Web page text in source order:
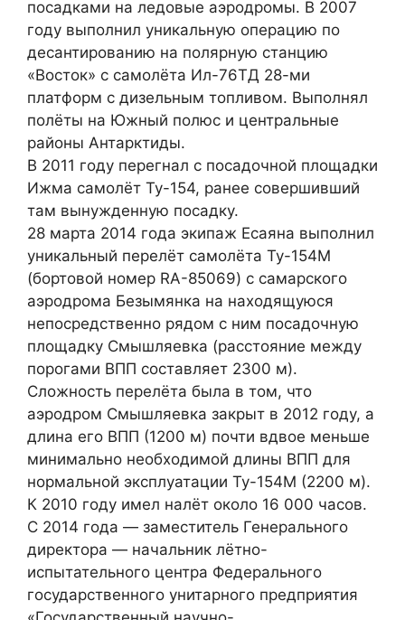
посадками на ледовые аэродромы. В 2007
году выполнил уникальную операцию по
десантированию на полярную станцию
«Восток» с самолёта Ил-76ТД 28-ми
платформ с дизельным топливом. Выполнял
полёты на Южный полюс и центральные
районы Антарктиды.
В 2011 году перегнал с посадочной площадки
Ижма самолёт Ту-154, ранее совершивший
там вынужденную посадку.
28 марта 2014 года экипаж Есаяна выполнил
уникальный перелёт самолёта Ту-154М
(бортовой номер RA-85069) с самарского
аэродрома Безымянка на находящуюся
непосредственно рядом с ним посадочную
площадку Смышляевка (расстояние между
порогами ВПП составляет 2300 м).
Сложность перелёта была в том, что
аэродром Смышляевка закрыт в 2012 году, а
длина его ВПП (1200 м) почти вдвое меньше
минимально необходимой длины ВПП для
нормальной эксплуатации Ту-154М (2200 м).
К 2010 году имел налёт около 16 000 часов.
С 2014 года — заместитель Генерального
директора — начальник лётно-
испытательного центра Федерального
государственного унитарного предприятия